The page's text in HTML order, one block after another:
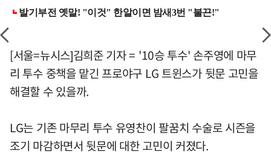
[서울=뉴시스]김희준 기자 = '10승 투수' 손주영에 마무
리 투수 중책을 맡긴 프로야구 LG 트윈스가 뒷문 고민을
해결할 수 있을까.
LG는 기존 마무리 투수 유영찬이 팔꿈치 수술로 시즌을
조기 마감하면서 뒷문에 대한 고민이 커졌다.